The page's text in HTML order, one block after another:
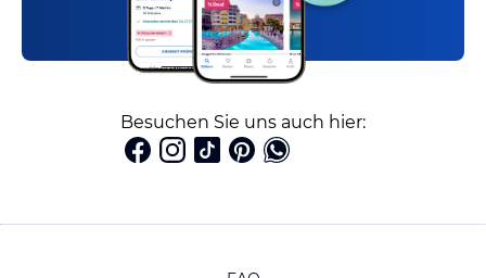
Besuchen Sie uns auch hier: